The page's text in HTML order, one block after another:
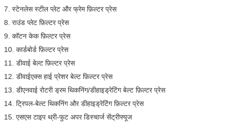
7. स्टेनलेस स्टील प्लेट और फ्रेम फ़िल्टर प्रेस
8. राउंड प्लेट फ़िल्टर प्रेस
9. कॉटन केक फ़िल्टर प्रेस
10. कार्डबोर्ड फ़िल्टर प्रेस
11. डीवाई बेल्ट फ़िल्टर प्रेस
12. डीवाईएक्स हाई प्रेशर बेल्ट फ़िल्टर प्रेस
13. डीएनवाई रोटरी ड्रम थिकनिंग/डीहाइड्रेटिंग बेल्ट फ़िल्टर प्रेस
14. ट्रिपल-बेल्ट थिकनिंग और डीहाइड्रेटिंग फ़िल्टर प्रेस
15. एसएस टाइप थ्री-फुट अपर डिस्चार्ज सेंट्रीफ्यूज